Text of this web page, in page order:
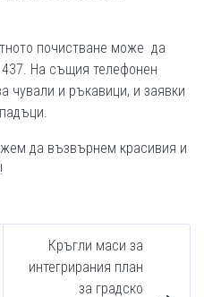
почистване може да
На същия телефонен
чували и ръкавици, и заявки
да възвърнем красивия и
Кръгли маси за
интегрирания план
за градско